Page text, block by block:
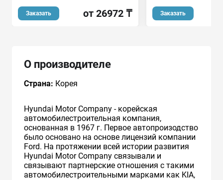
Заказать от 26972 ₸ Заказать
О производителе
Страна: Корея
Hyundai Motor Company - корейская
автомобилестроительная компания,
основанная в 1967 г. Первое автопроизодство
было основано на основе лицензий компании
Ford. На протяжении всей истории развития
Hyundai Motor Company связывали и
связывают партнерские отношения с такими
автомобилестроительными марками как KIA,